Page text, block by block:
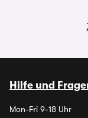
Hilfe und
Mon-Fri 9-18 Uhr